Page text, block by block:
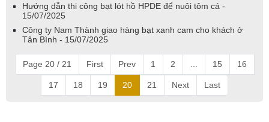
Hướng dẫn thi công bạt lót hồ HPDE để nuôi tôm cá -
15/07/2025
Công ty Nam Thành giao hàng bạt xanh cam cho khách ở
Tân Bình - 15/07/2025
Page 20 / 21 First Prev 1 2 15 16
17 18 19 20 21 Next Last